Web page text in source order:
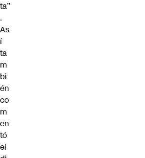
ta”
.
As
í
ta
m
bi
én
co
m
en
tó
el